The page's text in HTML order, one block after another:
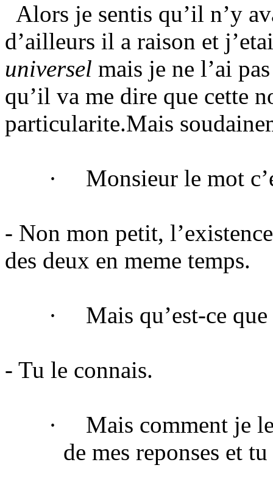
Alors je sentis qu’il n’y
d’ailleurs il a raison et
universel mais je ne l’ai
qu’il va me dire que cette
particularite.Mais
· Monsieur le mot
- Non mon petit,
des deux en meme temps.
· Mais qu’est-ce que
- Tu le connais.
·
Mais comment je
de mes reponses et